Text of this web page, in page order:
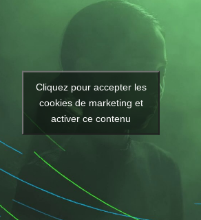
Cliquez pour accepter les
cookies de marketing et
activer ce contenu